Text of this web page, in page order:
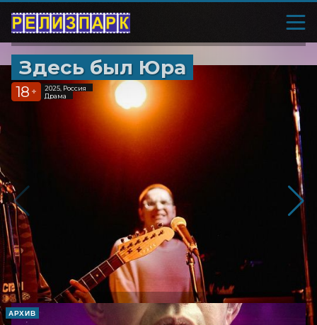
Здесь был Юра
18 +
2025, Россия
Драма
АРХИВ